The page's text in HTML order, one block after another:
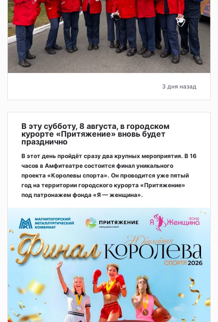
3 дня назад
В эту субботу, 8 августа, в городском
курорте «Притяжение» вновь будет
празднично
В этот день пройдёт сразу два крупных мероприятия. В 16
часов в Амфитеатре состоится финал уникального
проекта «Королевы спорта». Он проводится уже пятый
год на территории городского курорта «Притяжение»
под патронажем фонда «Я — женщина».